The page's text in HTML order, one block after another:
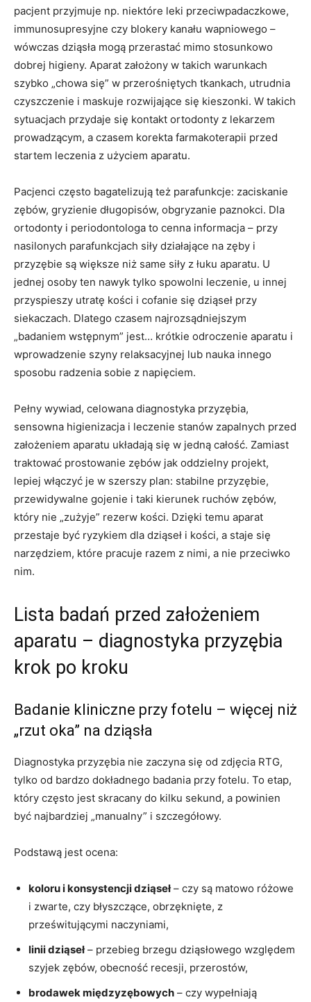
pacjent przyjmuje np. niektóre leki przeciwpadaczkowe,
immunosupresyjne czy blokery kanału wapniowego –
wówczas dziąsła mogą przerastać mimo stosunkowo
dobrej higieny. Aparat założony w takich warunkach
szybko „chowa się” w przerośniętych tkankach, utrudnia
czyszczenie i maskuje rozwijające się kieszonki. W takich
sytuacjach przydaje się kontakt ortodonty z lekarzem
prowadzącym, a czasem korekta farmakoterapii przed
startem leczenia z użyciem aparatu.
Pacjenci często bagatelizują też parafunkcje: zaciskanie
zębów, gryzienie długopisów, obgryzanie paznokci. Dla
ortodonty i periodontologa to cenna informacja – przy
nasilonych parafunkcjach siły działające na zęby i
przyzębie są większe niż same siły z łuku aparatu. U
jednej osoby ten nawyk tylko spowolni leczenie, u innej
przyspieszy utratę kości i cofanie się dziąseł przy
siekaczach. Dlatego czasem najrozsądniejszym
„badaniem wstępnym” jest… krótkie odroczenie aparatu i
wprowadzenie szyny relaksacyjnej lub nauka innego
sposobu radzenia sobie z napięciem.
Pełny wywiad, celowana diagnostyka przyzębia,
sensowna higienizacja i leczenie stanów zapalnych przed
założeniem aparatu układają się w jedną całość. Zamiast
traktować prostowanie zębów jak oddzielny projekt,
lepiej włączyć je w szerszy plan: stabilne przyzębie,
przewidywalne gojenie i taki kierunek ruchów zębów,
który nie „zużyje” rezerw kości. Dzięki temu aparat
przestaje być ryzykiem dla dziąseł i kości, a staje się
narzędziem, które pracuje razem z nimi, a nie przeciwko
nim.
Lista badań przed założeniem
aparatu – diagnostyka przyzębia
krok po kroku
Badanie kliniczne przy fotelu – więcej niż
„rzut oka” na dziąsła
Diagnostyka przyzębia nie zaczyna się od zdjęcia RTG,
tylko od bardzo dokładnego badania przy fotelu. To etap,
który często jest skracany do kilku sekund, a powinien
być najbardziej „manualny” i szczegółowy.
Podstawą jest ocena:
koloru i konsystencji dziąseł– czy są matowo różowe
i zwarte, czy błyszczące, obrzęknięte, z
prześwitującymi naczyniami,
linii dziąseł– przebieg brzegu dziąsłowego względem
szyjek zębów, obecność recesji, przerostów,
brodawek międzyzębowych – czy wypełniają